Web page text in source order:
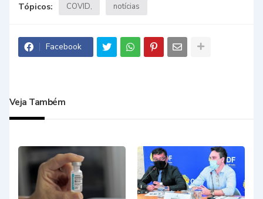
Tópicos: COVID notícias
Facebook
Veja Também